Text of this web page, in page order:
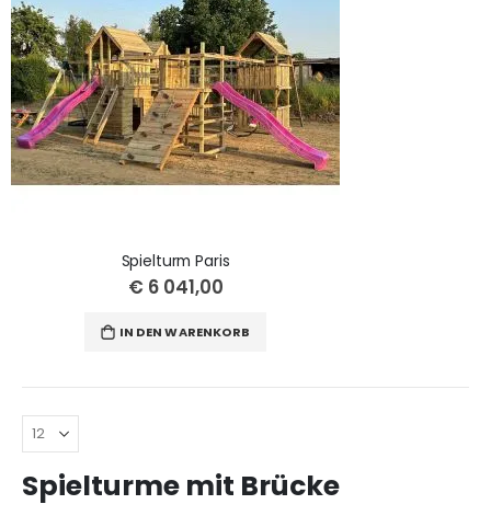
Spielturm Paris
€ 6 041,00
IN DEN WARENKORB
Spielturme mit Brücke